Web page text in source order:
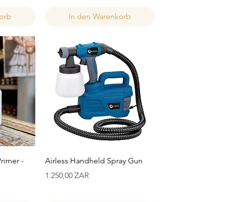
In den Warenkorb
-
Schnellansicht
Airless Handheld Spray Gun
Preis
1.250,00 ZAR